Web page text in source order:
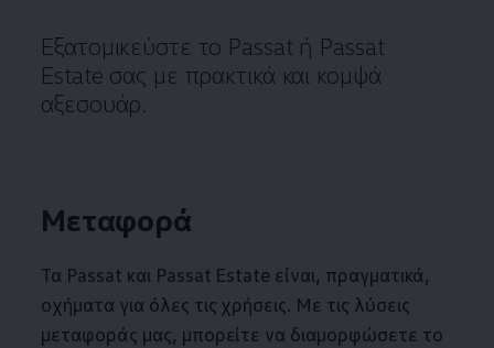
Εξατομικεύστε το Passat ή Passat
Estate σας με πρακτικά και κομψά
αξεσουάρ.
Μεταφορά
Τα Passat και Passat Estate είναι, πραγματικά,
οχήματα για όλες τις χρήσεις. Με τις λύσεις
μεταφοράς μας, μπορείτε να διαμορφώσετε το